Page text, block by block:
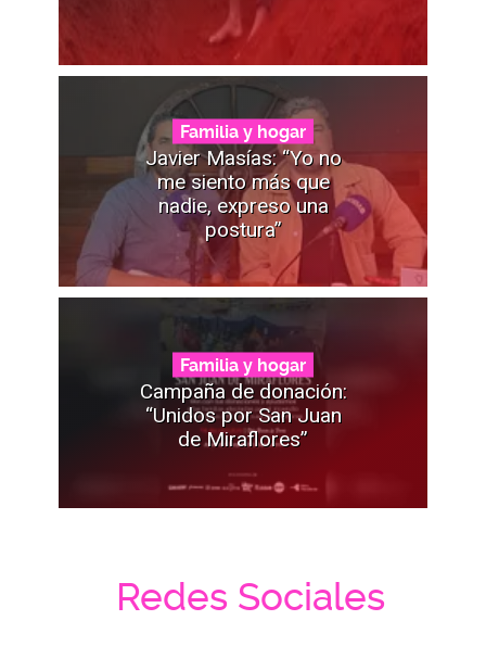
Familia y hogar
Javier Masías: “Yo no
me siento más que
nadie, expreso una
postura”
Familia y hogar
Campaña de donación:
“Unidos por San Juan
de Miraflores”
Redes Sociales